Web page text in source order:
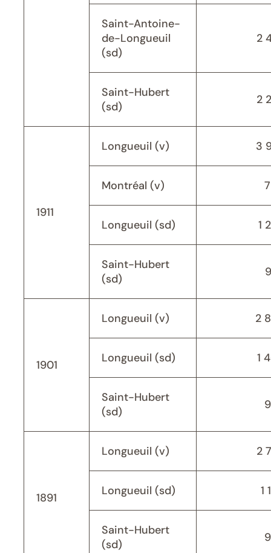
Saint-Antoine-
de-Longueuil
(sd)
2
Saint-Hubert
(sd)
2
1911
Longueuil (v) 3
Montréal (v)
Longueuil (sd) 1
Saint-Hubert
(sd)
1901
Longueuil (v) 2
Longueuil (sd) 1
Saint-Hubert
(sd)
1891
Longueuil (v) 2
Longueuil (sd) 1
Saint-Hubert
(sd)